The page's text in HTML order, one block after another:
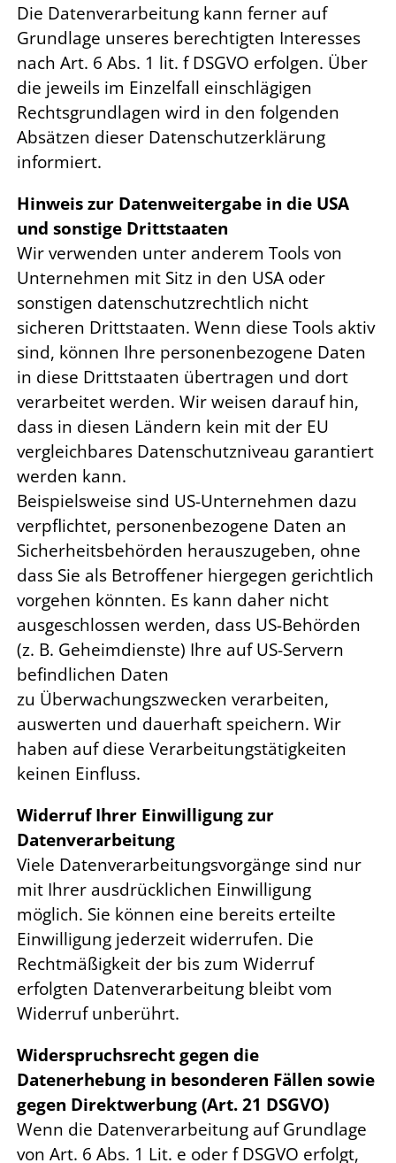
Die Datenverarbeitung kann ferner auf
Grundlage unseres berechtigten Interesses
nach Art. 6 Abs. 1 lit. f DSGVO erfolgen. Über
die jeweils im Einzelfall einschlägigen
Rechtsgrundlagen wird in den folgenden
Absätzen dieser Datenschutzerklärung
informiert.
Hinweis zur Datenweitergabe in die USA
und sonstige Drittstaaten
Wir verwenden unter anderem Tools von
Unternehmen mit Sitz in den USA oder
sonstigen datenschutzrechtlich nicht
sicheren Drittstaaten. Wenn diese Tools aktiv
sind, können Ihre personenbezogene Daten
in diese Drittstaaten übertragen und dort
verarbeitet werden. Wir weisen darauf hin,
dass in diesen Ländern kein mit der EU
vergleichbares Datenschutzniveau garantiert
werden kann.
Beispielsweise sind US-Unternehmen dazu
verpflichtet, personenbezogene Daten an
Sicherheitsbehörden herauszugeben, ohne
dass Sie als Betroffener hiergegen gerichtlich
vorgehen könnten. Es kann daher nicht
ausgeschlossen werden, dass US-Behörden
(z. B. Geheimdienste) Ihre auf US-Servern
befindlichen Daten
zu Überwachungszwecken verarbeiten,
auswerten und dauerhaft speichern. Wir
haben auf diese Verarbeitungstätigkeiten
keinen Einfluss.
Widerruf Ihrer Einwilligung zur
Datenverarbeitung
Viele Datenverarbeitungsvorgänge sind nur
mit Ihrer ausdrücklichen Einwilligung
möglich. Sie können eine bereits erteilte
Einwilligung jederzeit widerrufen. Die
Rechtmäßigkeit der bis zum Widerruf
erfolgten Datenverarbeitung bleibt vom
Widerruf unberührt.
Widerspruchsrecht gegen die
Datenerhebung in besonderen Fällen sowie
gegen Direktwerbung (Art. 21 DSGVO)
Wenn die Datenverarbeitung auf Grundlage
von Art. 6 Abs. 1 Lit. e oder f DSGVO erfolgt,